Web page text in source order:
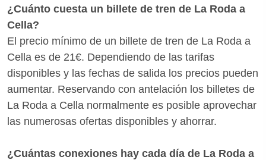
¿Cuánto cuesta un billete de tren de La Roda a
Cella?
El precio mínimo de un billete de tren de La Roda a
Cella es de 21€. Dependiendo de las tarifas
disponibles y las fechas de salida los precios pueden
aumentar. Reservando con antelación los billetes de
La Roda a Cella normalmente es posible aprovechar
las numerosas ofertas disponibles y ahorrar.
¿Cuántas conexiones hay cada día de La Roda a